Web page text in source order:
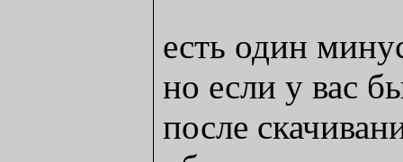
есть один
но если у вас
после